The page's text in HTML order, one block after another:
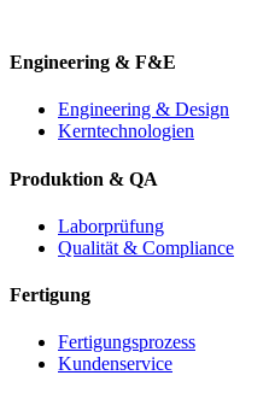
Engineering & F&E
Engineering & Design
Kerntechnologien
Produktion & QA
Laborprüfung
Qualität & Compliance
Fertigung
Fertigungsprozess
Kundenservice